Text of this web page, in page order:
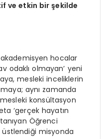
ve etkin bir şekilde
hocalar
odaklı olmayan’ yeni
mesleki inceliklerin
aynı zamanda
konsültasyon
‘gerçek hayatın
Öğrenci
üstlendiği misyonda